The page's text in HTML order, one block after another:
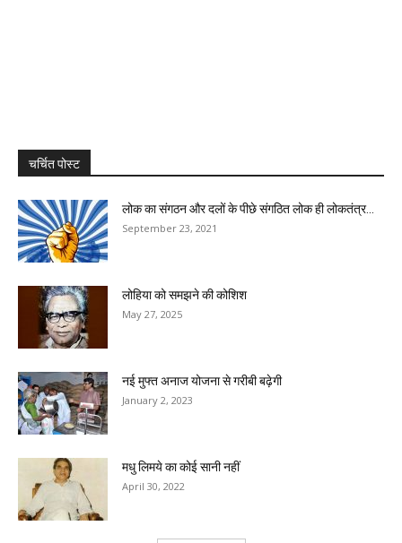
चर्चित पोस्ट
लोक का संगठन और दलों के पीछे संगठित लोक ही लोकतंत्र...
September 23, 2021
लोहिया को समझने की कोशिश
May 27, 2025
नई मुफ्त अनाज योजना से गरीबी बढ़ेगी
January 2, 2023
मधु लिमये का कोई सानी नहीं
April 30, 2022